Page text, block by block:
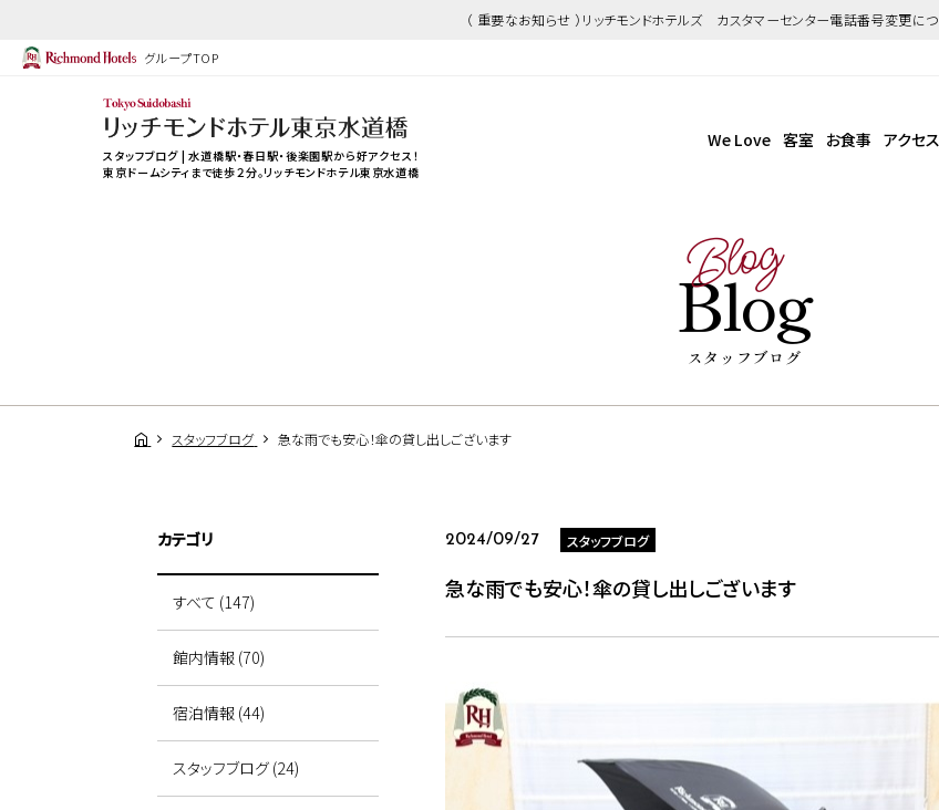
（ 重要なお知らせ ）リッチモンドホテルズ カスタマーセンター電話番号変更
グループTOP
スタッフブログ | 水道橋駅・春日駅・後楽園駅から好アクセス！
東京ドームシティまで徒歩２分。リッチモンドホテル東京水道橋
We Love 客室 お食事 アクセス
Blog
Blog
スタッフブログ
スタッフブログ 急な雨でも安心！傘の貸し出しございます
2024/09/27 スタッフブログ
急な雨でも安心！傘の貸し出しございます
カテゴリ
すべて (147)
館内情報 (70)
宿泊情報 (44)
スタッフブログ (24)